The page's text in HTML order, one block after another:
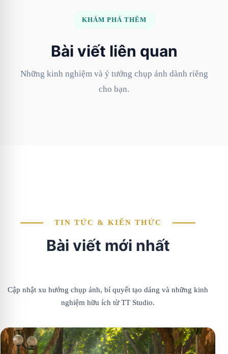
KHÁM PHÁ THÊM
Bài viết liên quan
Những kinh nghiệm và ý tưởng chụp ảnh dành riêng
cho bạn.
TIN TỨC & KIẾN THỨC
Bài viết mới nhất
Cập nhật xu hướng chụp ảnh, bí quyết tạo dáng và những kinh
nghiệm hữu ích từ TT Studio.